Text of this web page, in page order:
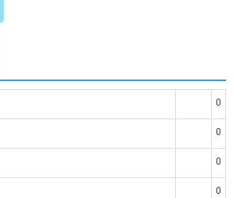
0
0
0
0